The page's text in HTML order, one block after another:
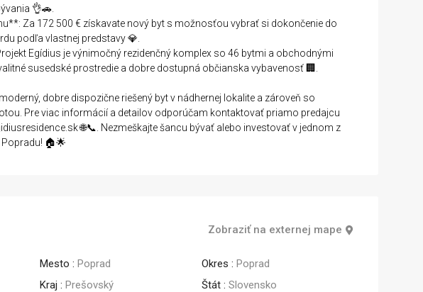
👌🚗.
Za 172 500 € získavate nový byt s možnosťou vybrať si dokončenie do
podľa vlastnej predstavy 💎.
Egídius je výnimočný rezidenčný komplex so 46 bytmi a obchodnými
susedské prostredie a dobre dostupná občianska vybavenosť 🏢.
dobre dispozične riešený byt v nádhernej lokalite a zároveň so
Pre viac informácií a detailov odporúčam kontaktovať priamo predajcu
🌐📞. Nezmeškajte šancu bývať alebo investovať v jednom z
🏠🌟
Zobraziť na externej mape
Mesto : Poprad
Kraj : Prešovský
Okres : Poprad
Štát : Slovensko